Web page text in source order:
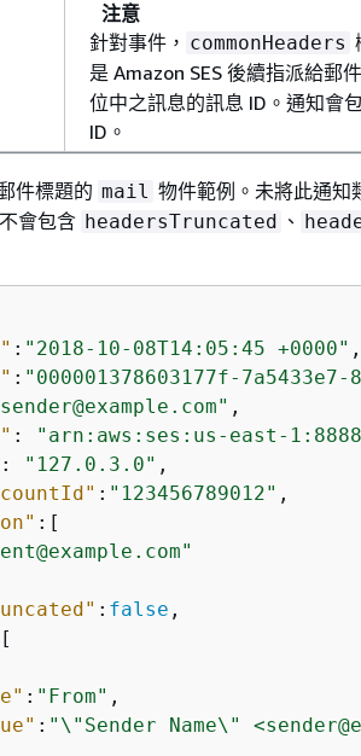
注意
針對事件， commonHeaders
是 Amazon SES 後續指派給郵
位中之訊息的訊息 ID。通知會
ID。
件標題的 mail 物件範例。未將此通知
會包含 headersTruncated 、
: "2018-10-08T14:05:45 +0000" ,
: "000001378603177f-
,
: "arn:aws:ses:us-east-
: "127.0.3.0" ,
: "123456789012" ,
:[
: false ,
: "From" ,
: "\"Sender Name\"